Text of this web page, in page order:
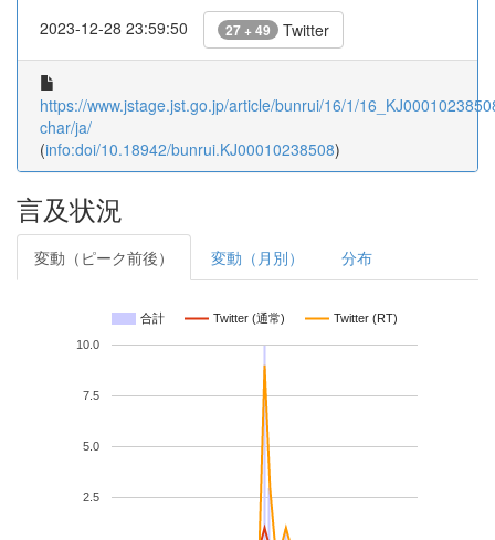
2023-12-28 23:59:50 27 + 49 Twitter
https://www.jstage.jst.go.jp/article/bunrui/16/1/
char/ja/
(info:doi/10.18942/bunrui.KJ00010238508)
言及状況
変動（ピーク前後） 変動（月別） 分布
合計 Twitter (通常) Twitter (RT)
2.5
5.0
7.5
10.0